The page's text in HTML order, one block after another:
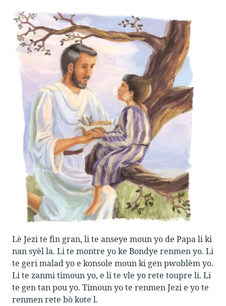
Lè Jezi te fin gran, li te anseye moun yo de Papa li ki
nan syèl la. Li te montre yo ke Bondye renmen yo. Li
te geri malad yo e konsole moun ki gen pwoblèm yo.
Li te zanmi timoun yo, e li te vle yo rete toupre li. Li
te gen tan pou yo. Timoun yo te renmen Jezi e yo te
renmen rete bò kote l.